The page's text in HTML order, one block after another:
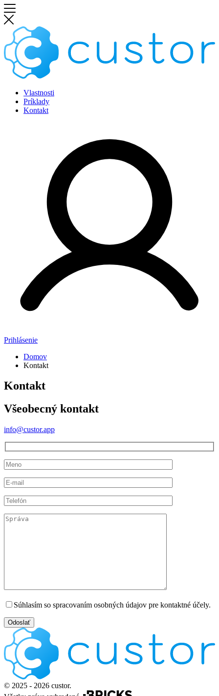
Vlastnosti
Príklady
Kontakt
Prihlásenie
Domov
Kontakt
Kontakt
Všeobecný kontakt
info@custor.app
Súhlasím so spracovaním osobných údajov pre kontaktné účely.
© 2025 - 2026 custor.